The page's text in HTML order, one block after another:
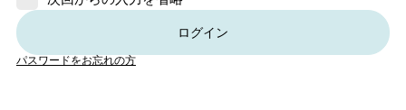
ログイン
パスワードをお忘れの方